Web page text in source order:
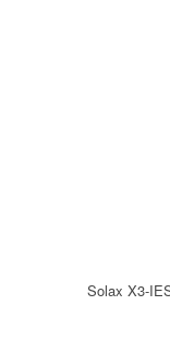
Solax X3-